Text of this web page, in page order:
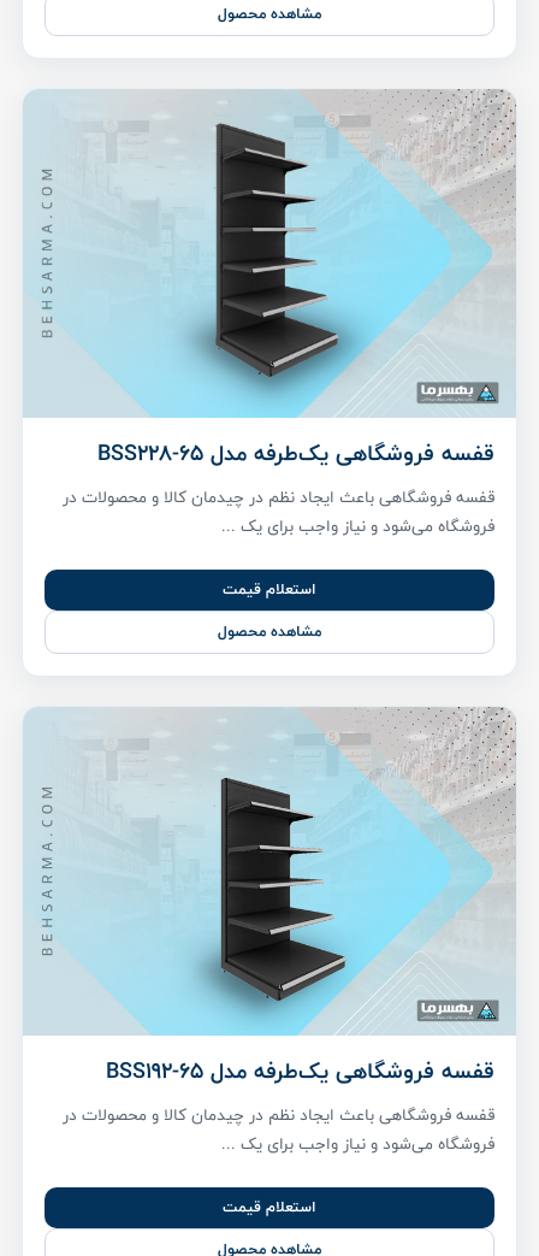
مشاهده محصول
قفسه فروشگاهی یک‌طرفه مدل BSS228-65
قفسه فروشگاهی باعث ایجاد نظم در چیدمان کالا و محصولات در
فروشگاه می‌شود و نیاز واجب برای یک ...
استعلام قیمت
مشاهده محصول
قفسه فروشگاهی یک‌طرفه مدل BSS192-65
قفسه فروشگاهی باعث ایجاد نظم در چیدمان کالا و محصولات در
فروشگاه می‌شود و نیاز واجب برای یک ...
استعلام قیمت
مشاهده محصول